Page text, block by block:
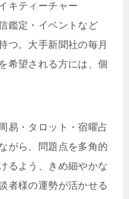
キティーチャー
鑑定・イベントなど
つ。大手新聞社の毎月
希望される方には、個
易・タロット・宿曜占
がら、問題点を多角的
るよう、きめ細やかな
者様の運勢が活かせる